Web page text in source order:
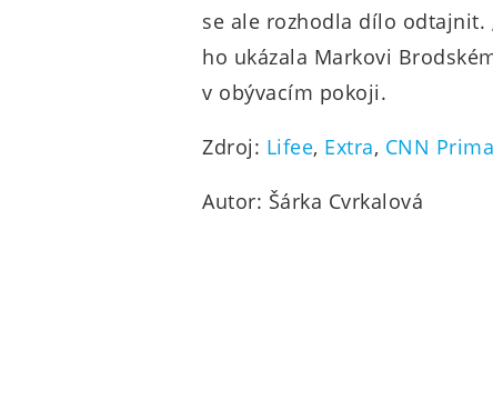
se ale rozhodla dílo odtajnit.
ho ukázala Markovi
v obývacím pokoji.
Zdroj: Lifee, Extra, CNN
Autor: Šárka Cvrkalová